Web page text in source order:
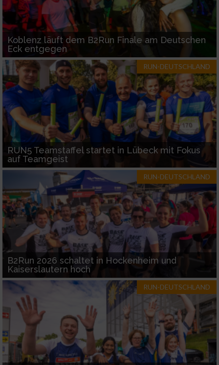
Koblenz läuft dem B2Run Finale am Deutschen
Eck entgegen
RUN-DEUTSCHLAND
RUN5 Teamstaffel startet in Lübeck mit Fokus
auf Teamgeist
RUN-DEUTSCHLAND
B2Run 2026 schaltet in Hockenheim und
Kaiserslautern hoch
RUN-DEUTSCHLAND